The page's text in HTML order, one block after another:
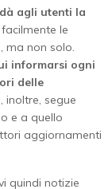
agli utenti la
le
ma non solo.
informarsi ogni
delle
inoltre, segue
e a quello
aggiornamenti
quindi notizie